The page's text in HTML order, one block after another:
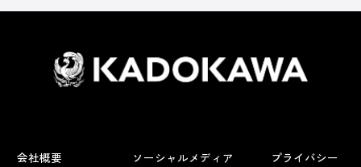
会社概要 ソーシャルメディア
プライバシー